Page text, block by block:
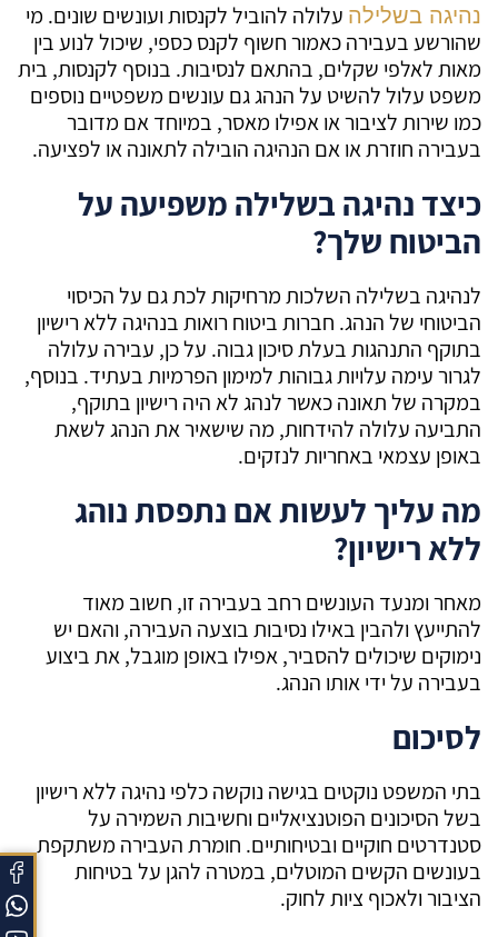
נהיגה בשלילה עלולה להוביל לקנסות ועונשים שונים. מי
שהורשע בעבירה כאמור חשוף לקנס כספי, שיכול לנוע בין
מאות לאלפי שקלים, בהתאם לנסיבות. בנוסף לקנסות, בית
משפט עלול להשיט על הנהג גם עונשים משפטיים נוספים
כמו שירות לציבור או אפילו מאסר, במיוחד אם מדובר
בעבירה חוזרת או אם הנהיגה הובילה לתאונה או לפציעה.
כיצד נהיגה בשלילה משפיעה על
הביטוח שלך?
לנהיגה בשלילה השלכות מרחיקות לכת גם על הכיסוי
הביטוחי של הנהג. חברות ביטוח רואות בנהיגה ללא רישיון
בתוקף התנהגות בעלת סיכון גבוה. על כן, עבירה עלולה
לגרור עימה עלויות גבוהות למימון הפרמיות בעתיד. בנוסף,
במקרה של תאונה כאשר לנהג לא היה רישיון בתוקף,
התביעה עלולה להידחות, מה שישאיר את הנהג לשאת
באופן עצמאי באחריות לנזקים.
מה עליך לעשות אם נתפסת נוהג
ללא רישיון?
מאחר ומנעד העונשים רחב בעבירה זו, חשוב מאוד
להתייעץ ולהבין באילו נסיבות בוצעה העבירה, והאם יש
נימוקים שיכולים להסביר, אפילו באופן מוגבל, את ביצוע
בעבירה על ידי אותו הנהג.
לסיכום
בתי המשפט נוקטים בגישה נוקשה כלפי נהיגה ללא רישיון
בשל הסיכונים הפוטנציאליים וחשיבות השמירה על
סטנדרטים חוקיים ובטיחותיים. חומרת העבירה משתקפת
בעונשים הקשים המוטלים, במטרה להגן על בטיחות
הציבור ולאכוף ציות לחוק.